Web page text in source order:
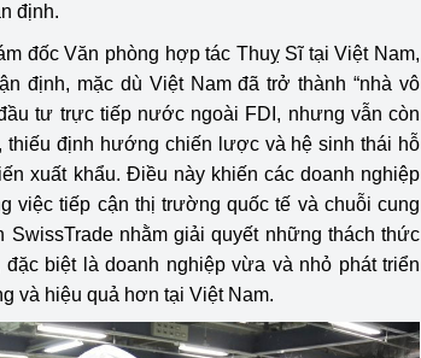
định.
đốc Văn phòng hợp tác Thuỵ Sĩ tại Việt Nam,
định, mặc dù Việt Nam đã trở thành “nhà vô
tư trực tiếp nước ngoài FDI, nhưng vẫn còn
thiếu định hướng chiến lược và hệ sinh thái hỗ
xuất khẩu. Điều này khiến các doanh nghiệp
việc tiếp cận thị trường quốc tế và chuỗi cung
nhằm giải quyết những thách thức
biệt là doanh nghiệp vừa và nhỏ phát triển
và hiệu quả hơn tại Việt Nam.